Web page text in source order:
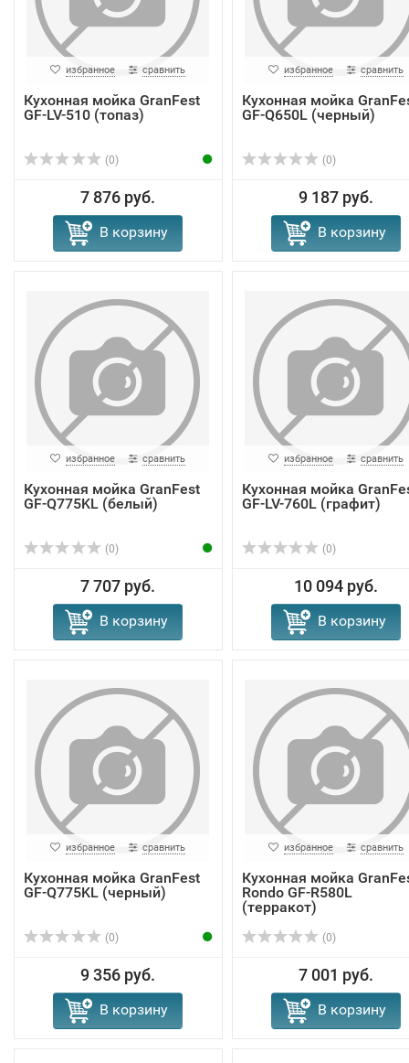
избранное сравнить
Кухонная мойка GranFest
GF-LV-510 (топаз)
(0)
7 876 руб.
В корзину
избранное сравнить
Кухонная мойка
GF-Q650L (черный)
(0)
9 187 руб.
В корзину
избранное сравнить
Кухонная мойка GranFest
GF-Q775KL (белый)
(0)
7 707 руб.
В корзину
избранное сравнить
Кухонная мойка
GF-LV-760L (графит)
(0)
10 094 руб.
В корзину
избранное сравнить
Кухонная мойка GranFest
GF-Q775KL (черный)
(0)
9 356 руб.
В корзину
избранное сравнить
Кухонная мойка
Rondo GF-R580L
(терракот)
(0)
7 001 руб.
В корзину